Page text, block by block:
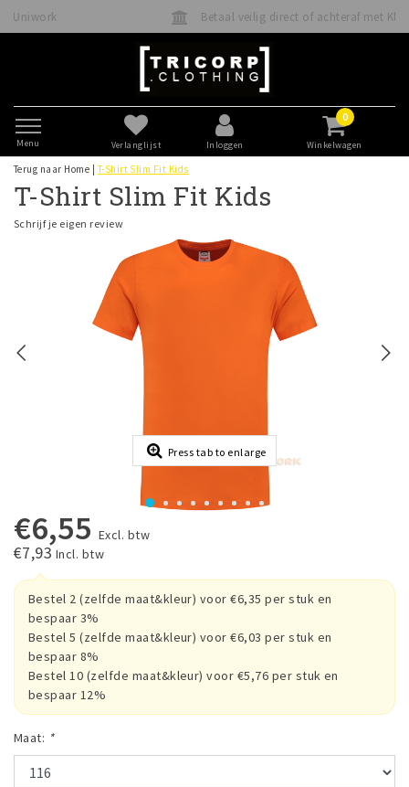
Betaal veilig direct of achteraf met Klarna
Menu Verlanglijst Inloggen
0
Winkelwagen
Terug naar Home |T-Shirt Slim Fit Kids
T-Shirt Slim Fit Kids
Schrijf je eigen review
Press tab to enlarge
€6,55 Excl. btw
€7,93 Incl. btw
Bestel 2 (zelfde maat&kleur) voor €6,35 per stuk en
bespaar 3%
Bestel 5 (zelfde maat&kleur) voor €6,03 per stuk en
bespaar 8%
Bestel 10 (zelfde maat&kleur) voor €5,76 per stuk en
bespaar 12%
Maat: *